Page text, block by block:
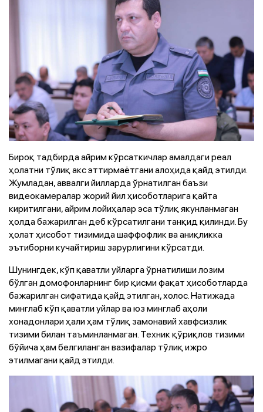
Бироқ тадбирда айрим кўрсаткичлар амалдаги реал
ҳолатни тўлиқ акс эттирмаётгани алоҳида қайд этилди.
Жумладан, аввалги йилларда ўрнатилган баъзи
видеокамералар жорий йил ҳисоботларига қайта
киритилгани, айрим лойиҳалар эса тўлиқ якунланмаган
ҳолда бажарилган деб кўрсатилгани танқид қилинди. Бу
ҳолат ҳисобот тизимида шаффофлик ва аниқликка
эътиборни кучайтириш зарурлигини кўрсатди.
Шунингдек, кўп қаватли уйларга ўрнатилиши лозим
бўлган домофонларнинг бир қисми фақат ҳисоботларда
бажарилган сифатида қайд этилган, холос. Натижада
минглаб кўп қаватли уйлар ва юз минглаб аҳоли
хонадонлари ҳали ҳам тўлиқ замонавий хавфсизлик
тизими билан таъминланмаган. Техник қўриқлов тизими
бўйича ҳам белгиланган вазифалар тўлиқ ижро
этилмагани қайд этилди.